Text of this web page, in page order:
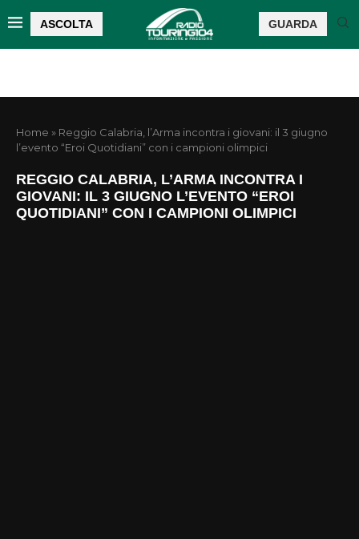
ASCOLTA GUARDA
Home » Reggio Calabria, l’Arma incontra i giovani: il 3 giugno
l’evento “Eroi Quotidiani” con i campioni olimpici
REGGIO CALABRIA, L’ARMA INCONTRA I
GIOVANI: IL 3 GIUGNO L’EVENTO “EROI
QUOTIDIANI” CON I CAMPIONI OLIMPICI